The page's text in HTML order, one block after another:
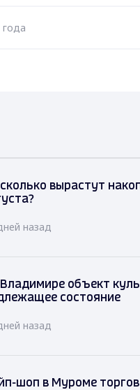
вырастут
назад
объект
состояние
назад
шоп в Муроме